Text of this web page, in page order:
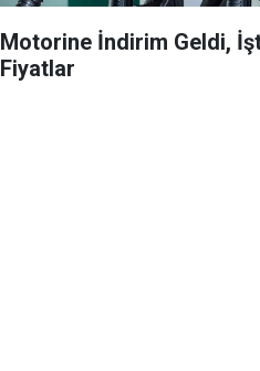
Motorine İndirim Geldi,
Fiyatlar